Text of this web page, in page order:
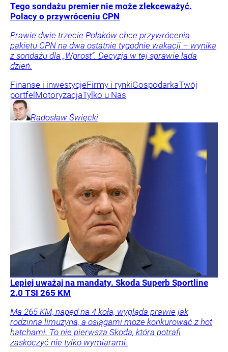
Tego sondażu premier nie może zlekceważyć.
Polacy o przywróceniu CPN
Prawie dwie trzecie Polaków chce przywrócenia
pakietu CPN na dwa ostatnie tygodnie wakacji – wynika
z sondażu dla „Wprost”. Decyzja w tej sprawie lada
dzień.
Finanse i inwestycjeFirmy i rynkiGospodarkaTwój
portfelMotoryzacjaTylko u Nas
Radosław Święcki
Lepiej uważaj na mandaty. Skoda Superb Sportline
2.0 TSI 265 KM
Ma 265 KM, napęd na 4 koła, wygląda prawie jak
rodzinna limuzyna, a osiągami może konkurować z hot
hatchami. To nie pierwsza Skoda, która potrafi
zaskoczyć nie tylko wymiarami.